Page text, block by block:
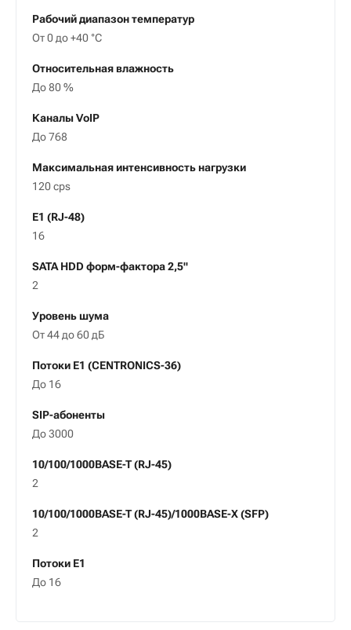
Рабочий диапазон температур
От 0 до +40 °С
Относительная влажность
До 80 %
Каналы VoIP
До 768
Максимальная интенсивность нагрузки
120 cps
E1 (RJ-48)
16
SATA HDD форм-фактора 2,5"
2
Уровень шума
От 44 до 60 дБ
Потоки E1 (CENTRONICS-36)
До 16
SIP-абоненты
До 3000
10/100/1000BASE-T (RJ-45)
2
10/100/1000BASE-T (RJ-45)/1000BASE-X (SFP)
2
Потоки E1
До 16